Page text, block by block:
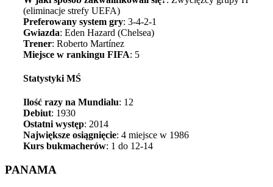
(eliminacje strefy UEFA)
Preferowany system gry: 3-4-2-1
Gwiazda: Eden Hazard (Chelsea)
Trener: Roberto Martínez
Miejsce w rankingu FIFA: 5
Statystyki MŚ
Ilość razy na Mundialu: 12
Debiut: 1930
Ostatni występ: 2014
Największe osiągnięcie: 4 miejsce w 1986
Kurs bukmacherów: 1 do 12-14
PANAMA